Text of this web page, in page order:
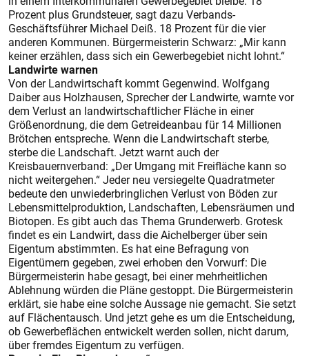
Prozent plus Grundsteuer, sagt dazu Verbands-
Geschäftsführer Michael Deiß. 18 Prozent für die vier
anderen Kommunen. Bürgermeisterin Schwarz: „Mir kann
keiner erzählen, dass sich ein Gewerbegebiet nicht lohnt.“
Landwirte warnen
Von der Landwirtschaft kommt Gegenwind. Wolfgang
Daiber aus Holzhausen, Sprecher der Landwirte, warnte vor
dem Verlust an landwirtschaftlicher Fläche in einer
Größenordnung, die dem Getreideanbau für 14 Millionen
Brötchen entspreche. Wenn die Landwirtschaft sterbe,
sterbe die Landschaft. Jetzt warnt auch der
Kreisbauernverband: „Der Umgang mit Freifläche kann so
nicht weitergehen.“ Jeder neu versiegelte Quadratmeter
bedeute den unwiederbringlichen Verlust von Böden zur
Lebensmittelproduktion, Landschaften, Lebensräumen und
Biotopen. Es gibt auch das Thema Grunderwerb. Grotesk
findet es ein Landwirt, dass die Aichelberger über sein
Eigentum abstimmten. Es hat eine Befragung von
Eigentümern gegeben, zwei erhoben den Vorwurf: Die
Bürgermeisterin habe gesagt, bei einer mehrheitlichen
Ablehnung würden die Pläne gestoppt. Die Bürgermeisterin
erklärt, sie habe eine solche Aussage nie gemacht. Sie setzt
auf Flächentausch. Und jetzt gehe es um die Entscheidung,
ob Gewerbeflächen entwickelt werden sollen, nicht darum,
über fremdes Eigentum zu verfügen.